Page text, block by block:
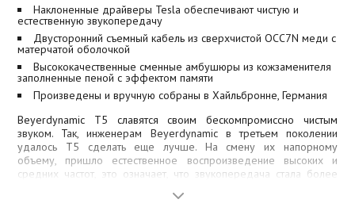
Наклоненные драйверы Tesla обеспечивают чистую и
естественную звукопередачу
Двусторонний съемный кабель из сверхчистой OCC7N меди с
матерчатой оболочкой
Высококачественные сменные амбушюры из кожзаменителя
заполненные пеной с эффектом памяти
Произведены и вручную собраны в Хайльбронне, Германия
Beyerdynamic T5 славятся своим бескомпромиссно чистым
звуком. Так, инженерам Beyerdynamic в третьем поколении
удалось T5 сделать еще лучше. На смену их напорному
объему, пришло естественное воспроизведение высоких и
средних частот, это означает, что звукопередача стала более